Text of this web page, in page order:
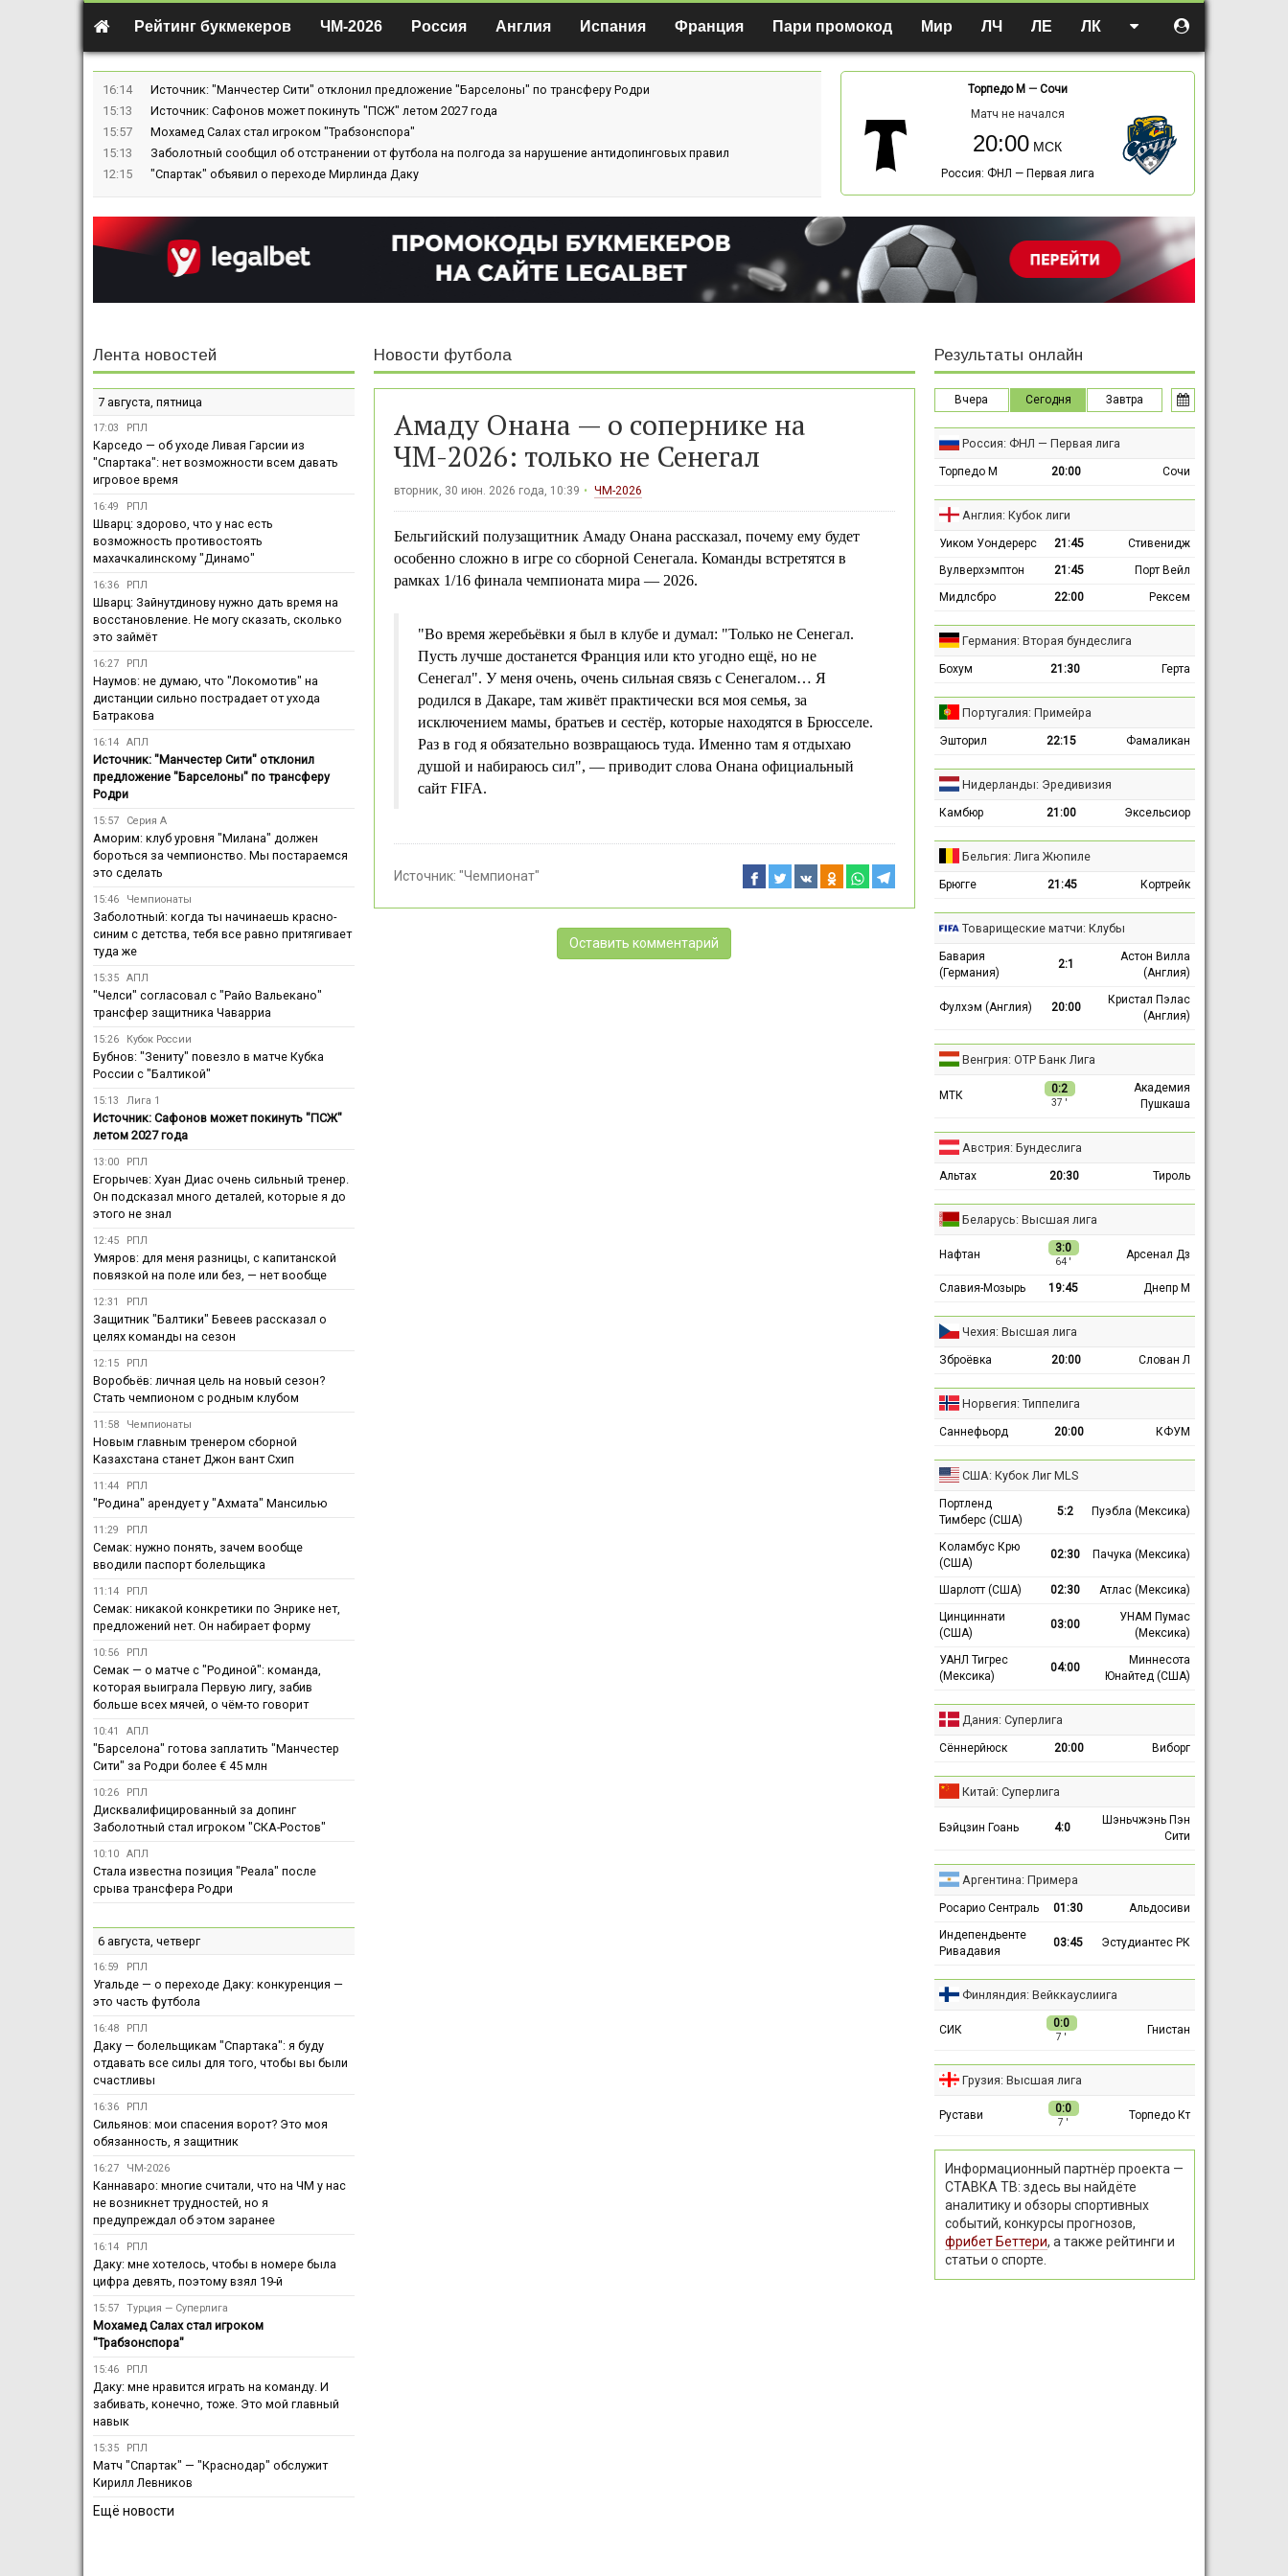
Рейтинг букмекеров ЧМ-2026 Россия Англия Испания Франция Пари промокод Мир ЛЧ ЛЕ ЛК
16:14
Источник: "Манчестер Сити" отклонил предложение "Барселоны" по трансферу Родри
15:13
Источник: Сафонов может покинуть "ПСЖ" летом 2027 года
15:57
Мохамед Салах стал игроком "Трабзонспора"
15:13
Заболотный сообщил об отстранении от футбола на полгода за нарушение антидопинговых правил
12:15
"Спартак" объявил о переходе Мирлинда Даку
Торпедо М — Сочи
Матч не начался
20:00
Россия: ФНЛ — Первая лига
Новости футбола
Амаду Онана — о сопернике на
ЧМ-2026: только не Сенегал
вторник, 30 июн. 2026 года, 10:39 ЧМ-2026
Бельгийский полузащитник Амаду Онана рассказал, почему ему будет
особенно сложно в игре со сборной Сенегала. Команды встретятся в
рамках 1/16 финала чемпионата мира — 2026.
"Во время жеребьёвки я был в клубе и думал: "Только не Сенегал.
Пусть лучше достанется Франция или кто угодно ещё, но не
Сенегал". У меня очень, очень сильная связь с Сенегалом… Я
родился в Дакаре, там живёт практически вся моя семья, за
исключением мамы, братьев и сестёр, которые находятся в Брюсселе.
Раз в год я обязательно возвращаюсь туда. Именно там я отдыхаю
душой и набираюсь сил", — приводит слова Онана официальный
сайт FIFA.
Источник: "Чемпионат"
Оставить комментарий
Лента новостей
7 августа, пятница
17:03 РПЛ
Карседо — об уходе Ливая Гарсии из
"Спартака": нет возможности всем давать
игровое время
16:49 РПЛ
Шварц: здорово, что у нас есть
возможность противостоять
махачкалинскому "Динамо"
16:36 РПЛ
Шварц: Зайнутдинову нужно дать время на
восстановление. Не могу сказать, сколько
это займёт
16:27 РПЛ
Наумов: не думаю, что "Локомотив" на
дистанции сильно пострадает от ухода
Батракова
16:14 АПЛ
Источник: "Манчестер Сити" отклонил
предложение "Барселоны" по трансферу
Родри
15:57 Серия А
Аморим: клуб уровня "Милана" должен
бороться за чемпионство. Мы постараемся
это сделать
15:46 Чемпионаты
Заболотный: когда ты начинаешь красно-
синим с детства, тебя все равно притягивает
туда же
15:35 АПЛ
"Челси" согласовал с "Райо Вальекано"
трансфер защитника Чаварриа
15:26 Кубок России
Бубнов: "Зениту" повезло в матче Кубка
России с "Балтикой"
15:13 Лига 1
Источник: Сафонов может покинуть "ПСЖ"
летом 2027 года
13:00 РПЛ
Егорычев: Хуан Диас очень сильный тренер.
Он подсказал много деталей, которые я до
этого не знал
12:45 РПЛ
Умяров: для меня разницы, с капитанской
повязкой на поле или без, — нет вообще
12:31 РПЛ
Защитник "Балтики" Бевеев рассказал о
целях команды на сезон
12:15 РПЛ
Воробьёв: личная цель на новый сезон?
Стать чемпионом с родным клубом
11:58 Чемпионаты
Новым главным тренером сборной
Казахстана станет Джон вант Схип
11:44 РПЛ
"Родина" арендует у "Ахмата" Мансилью
11:29 РПЛ
Семак: нужно понять, зачем вообще
вводили паспорт болельщика
11:14 РПЛ
Семак: никакой конкретики по Энрике нет,
предложений нет. Он набирает форму
10:56 РПЛ
Семак — о матче с "Родиной": команда,
которая выиграла Первую лигу, забив
больше всех мячей, о чём-то говорит
10:41 АПЛ
"Барселона" готова заплатить "Манчестер
Сити" за Родри более € 45 млн
10:26 РПЛ
Дисквалифицированный за допинг
Заболотный стал игроком "СКА-Ростов"
10:10 АПЛ
Стала известна позиция "Реала" после
срыва трансфера Родри
6 августа, четверг
16:59 РПЛ
Угальде — о переходе Даку: конкуренция —
это часть футбола
16:48 РПЛ
Даку — болельщикам "Спартака": я буду
отдавать все силы для того, чтобы вы были
счастливы
16:36 РПЛ
Сильянов: мои спасения ворот? Это моя
обязанность, я защитник
16:27 ЧМ-2026
Каннаваро: многие считали, что на ЧМ у нас
не возникнет трудностей, но я
предупреждал об этом заранее
16:14 РПЛ
Даку: мне хотелось, чтобы в номере была
цифра девять, поэтому взял 19-й
15:57 Турция — Суперлига
Мохамед Салах стал игроком
"Трабзонспора"
15:46 РПЛ
Даку: мне нравится играть на команду. И
забивать, конечно, тоже. Это мой главный
навык
15:35 РПЛ
Матч "Спартак" — "Краснодар" обслужит
Кирилл Левников
Ещё новости
Результаты онлайн
Вчера Сегодня Завтра
Россия: ФНЛ — Первая лига
Торпедо М 20:00 Сочи
Англия: Кубок лиги
Уиком Уондерерс 21:45
Стивенидж
Вулверхэмптон
21:45
Порт Вейл
Мидлсбро
22:00 Рексем
Германия: Вторая бундеслига
Бохум 21:30 Герта
Португалия: Примейра
Эшторил 22:15 Фамаликан
Нидерланды: Эредивизия
Камбюр 21:00 Эксельсиор
Бельгия: Лига Жюпиле
Брюгге 21:45 Кортрейк
Товарищеские матчи: Клубы
Бавария
(Германия)
2:1
Астон Вилла
(Англия)
Фулхэм (Англия) 20:00
Кристал Пэлас
(Англия)
Венгрия: ОТР Банк Лига
МТК 0:2
37 ′
Академия
Пушкаша
Австрия: Бундеслига
Альтах 20:30 Тироль
Беларусь: Высшая лига
Нафтан 3:0
64 ′
Арсенал Дз
Славия-Мозырь 19:45 Днепр М
Чехия: Высшая лига
Зброёвка 20:00 Слован Л
Норвегия: Типпелига
Саннефьорд 20:00 КФУМ
США: Кубок Лиг MLS
Портленд
Тимберс (США)
5:2 Пуэбла (Мексика)
Коламбус Крю
(США)
02:30 Пачука (Мексика)
Шарлотт (США) 02:30
Атлас (Мексика)
Цинциннати
(США)
03:00
УНАМ Пумас
(Мексика)
УАНЛ Тигрес
(Мексика)
04:00
Миннесота
Юнайтед (США)
Дания: Суперлига
Сённерйюск 20:00 Виборг
Китай: Суперлига
Бэйцзин Гоань 4:0
Шэньчжэнь Пэн
Сити
Аргентина: Примера
Росарио Сентраль 01:30
Альдосиви
Индепендьенте
Ривадавия
03:45 Эстудиантес РК
Финляндия: Вейккауслиига
СИК 0:0
7 ′
Гнистан
Грузия: Высшая лига
Рустави 0:0
7 ′
Торпедо Кт
Информационный партнёр проекта —
СТАВКА ТВ: здесь вы найдёте
аналитику и обзоры спортивных
событий, конкурсы прогнозов,
фрибет Беттери, а также рейтинги и
статьи о спорте.